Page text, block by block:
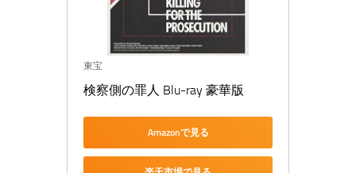
東宝
検察側の罪人 Blu-ray 豪華版
Amazonで見る